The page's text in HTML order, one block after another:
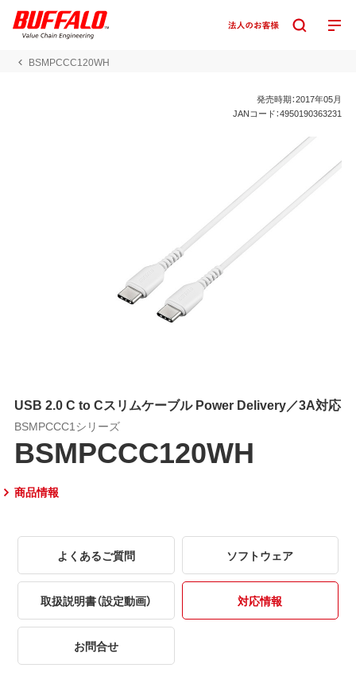
BSMPCCC120WH
発売時期：2017年05月
JANコード：4950190363231
USB 2.0 C to Cスリムケーブル Power Delivery／3A対応
BSMPCCC1シリーズ
BSMPCCC120WH
商品情報
よくあるご質問 ソフトウェア
取扱説明書（設定動画） 対応情報
お問合せ